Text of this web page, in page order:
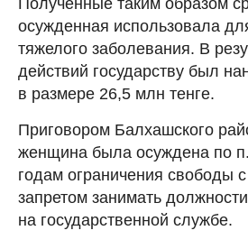
осужденная использовала
тяжелого заболевания. В
действий государству был
в размере 26,5 млн тенге.
Приговором Балхашского
женщина была осуждена по
годам ограничения свободы
запретом занимать должности
на государственной службе.